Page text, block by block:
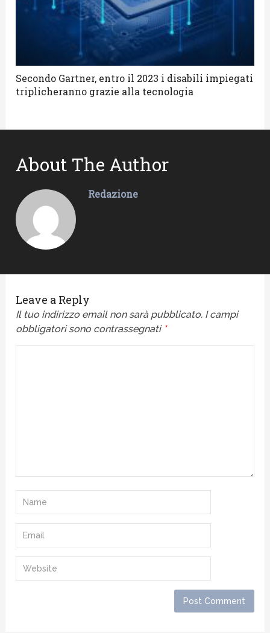
Secondo Gartner, entro il 2023 i disabili impiegati
triplicheranno grazie alla tecnologia
About The Author
Redazione
Leave a Reply
Il tuo indirizzo email non sarà pubblicato. I campi
obbligatori sono contrassegnati *